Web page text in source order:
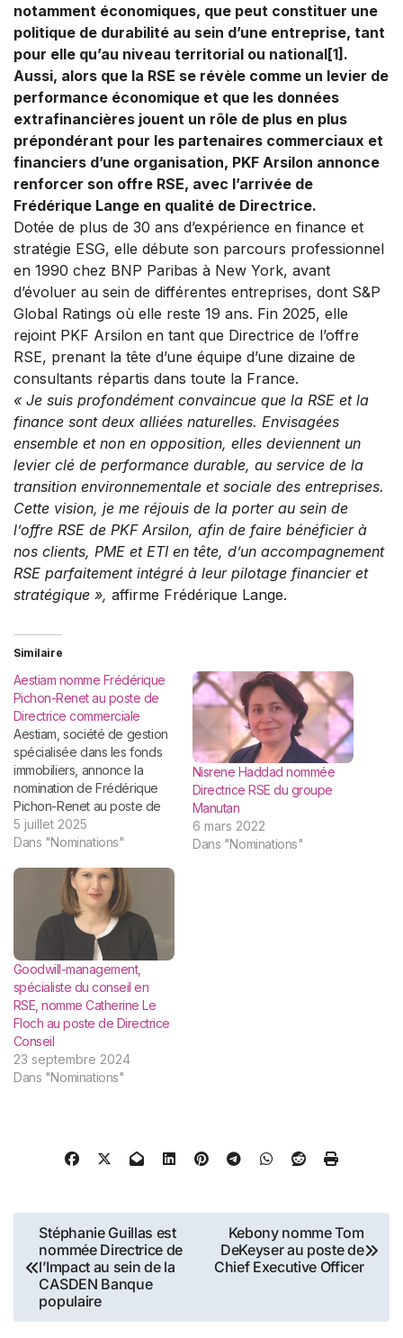
notamment économiques, que peut constituer une
politique de durabilité au sein d’une entreprise, tant
pour elle qu’au niveau territorial ou national[1].
Aussi, alors que la RSE se révèle comme un levier de
performance économique et que les données
extrafinancières jouent un rôle de plus en plus
prépondérant pour les partenaires commerciaux et
financiers d’une organisation, PKF Arsilon annonce
renforcer son offre RSE, avec l’arrivée de
Frédérique Lange en qualité de Directrice.
Dotée de plus de 30 ans d’expérience en finance et
stratégie ESG, elle débute son parcours professionnel
en 1990 chez BNP Paribas à New York, avant
d’évoluer au sein de différentes entreprises, dont S&P
Global Ratings où elle reste 19 ans. Fin 2025, elle
rejoint PKF Arsilon en tant que Directrice de l’offre
RSE, prenant la tête d’une équipe d’une dizaine de
consultants répartis dans toute la France.
« Je suis profondément convaincue que la RSE et la
finance sont deux alliées naturelles. Envisagées
ensemble et non en opposition, elles deviennent un
levier clé de performance durable, au service de la
transition environnementale et sociale des entreprises.
Cette vision, je me réjouis de la porter au sein de
l’offre RSE de PKF Arsilon, afin de faire bénéficier à
nos clients, PME et ETI en tête, d’un accompagnement
RSE parfaitement intégré à leur pilotage financier et
stratégique », affirme Frédérique Lange.
Similaire
Aestiam nomme Frédérique
Pichon-Renet au poste de
Directrice commerciale
Aestiam, société de gestion
spécialisée dans les fonds
immobiliers, annonce la
nomination de Frédérique
Pichon-Renet au poste de
Directrice Commerciale. Elle
prend la direction de
sera chargée de
développer la distribution
des produits auprès des
conseillers en gestion de
patrimoine (CGP), des
réseaux bancaires, des
family offices…
5 juillet 2025
Dans "Nominations"
Nisrene Haddad nommée
Directrice RSE du groupe
Manutan
6 mars 2022
Dans "Nominations"
Goodwill-management,
spécialiste du conseil en
RSE, nomme Catherine Le
Floch au poste de Directrice
Conseil
23 septembre 2024
Dans "Nominations"
Navigation
de
l’article
Stéphanie Guillas est
nommée Directrice de
l’Impact au sein de la
CASDEN Banque
populaire
Kebony nomme Tom
DeKeyser au poste de
Chief Executive Officer